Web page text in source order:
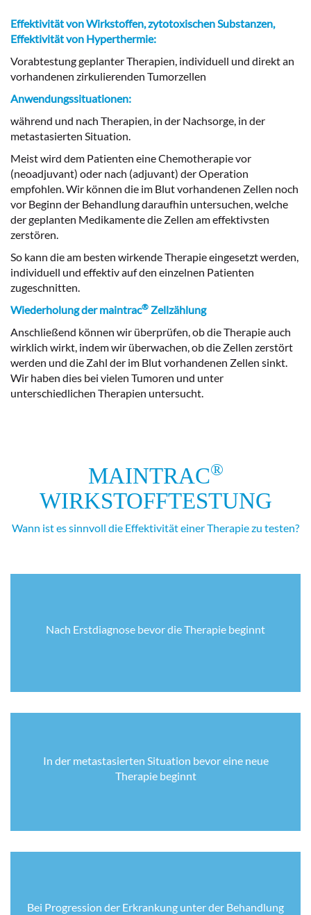
Effektivität von Wirkstoffen, zytotoxischen Substanzen,
Effektivität von Hyperthermie:
Vorabtestung geplanter Therapien, individuell und direkt an
vorhandenen zirkulierenden Tumorzellen
Anwendungssituationen:
während und nach Therapien, in der Nachsorge, in der
metastasierten Situation.
Meist wird dem Patienten eine Chemotherapie vor
(neoadjuvant) oder nach (adjuvant) der Operation
empfohlen. Wir können die im Blut vorhandenen Zellen noch
vor Beginn der Behandlung daraufhin untersuchen, welche
der geplanten Medikamente die Zellen am effektivsten
zerstören.
So kann die am besten wirkende Therapie eingesetzt werden,
individuell und effektiv auf den einzelnen Patienten
zugeschnitten.
Wiederholung der maintrac® Zellzählung
Anschließend können wir überprüfen, ob die Therapie auch
wirklich wirkt, indem wir überwachen, ob die Zellen zerstört
werden und die Zahl der im Blut vorhandenen Zellen sinkt.
Wir haben dies bei vielen Tumoren und unter
unterschiedlichen Therapien untersucht.
MAINTRAC®
WIRKSTOFFTESTUNG
Wann ist es sinnvoll die Effektivität einer Therapie zu testen?
Nach Erstdiagnose bevor die Therapie beginnt
In der metastasierten Situation bevor eine neue
Therapie beginnt
Bei Progression der Erkrankung unter der Behandlung